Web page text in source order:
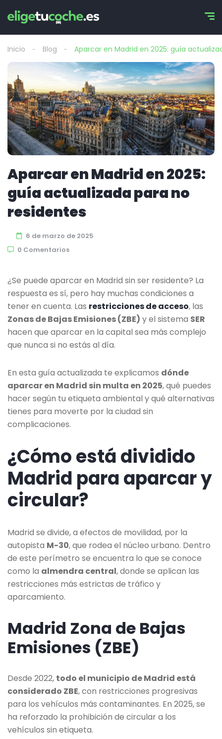
Inicio Blog Aparcar en Madrid en 2025: guía
Aparcar en Madrid en 2025:
guía actualizada para no
residentes
6 de marzo de 2025
0 Comentarios
¿Se puede aparcar en Madrid sin ser residente? La
respuesta es sí, pero hay muchas condiciones a
tener en cuenta. Las restricciones de acceso, las
Zonas de Bajas Emisiones (ZBE) y el sistema SER
hacen que aparcar en la capital sea más complejo
que nunca si no estás al día.
En esta guía actualizada te explicamos dónde
aparcar en Madrid sin multa en 2025, qué puedes
hacer según tu etiqueta ambiental y qué alternativas
tienes para moverte por la ciudad sin
complicaciones.
¿Cómo está dividido
Madrid para aparcar y
circular?
Madrid se divide, a efectos de movilidad, por la
autopista M-30, que rodea el núcleo urbano. Dentro
de este perímetro se encuentra lo que se conoce
como la almendra central, donde se aplican las
restricciones más estrictas de tráfico y
aparcamiento.
Madrid Zona de Bajas
Emisiones (ZBE)
Desde 2022, todo el municipio de Madrid está
considerado ZBE, con restricciones progresivas
para los vehículos más contaminantes. En 2025, se
ha reforzado la prohibición de circular a los
vehículos sin etiqueta.